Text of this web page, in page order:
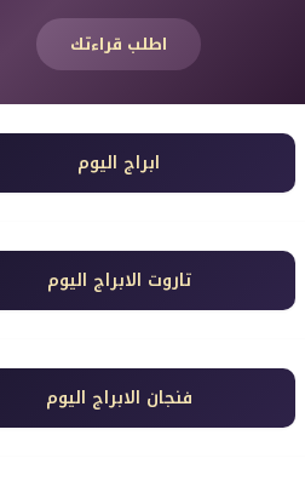
اطلب قراءتك
ابراج اليوم
تاروت الابراج اليوم
فنجان الابراج اليوم